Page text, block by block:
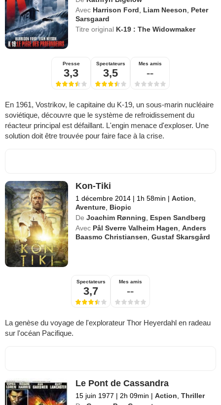
Avec Harrison Ford Liam Neeson
Peter
Sarsgaard
Titre original K-19 : The Widowmaker
Presse
3,3
Spectateurs
3,5
Mes amis
--
En 1961, Vostrikov, le capitaine du K-19, un sous-marin nucléaire
soviétique, découvre que le système de refroidissement du
réacteur principal est défaillant. L'engin menace d'exploser. Une
solution doit être trouvée pour faire face à la crise.
Kon-Tiki
1 décembre 2014 | 1h 58min | Action
Aventure Biopic
De Joachim Rønning
Espen Sandberg
Avec Pål Sverre Valheim Hagen ,Anders
Baasmo Christiansen ,Gustaf Skarsgård
Spectateurs
3,7
Mes amis
--
La genèse du voyage de l'explorateur Thor Heyerdahl en radeau
sur l'océan Pacifique.
Le Pont de Cassandra
15 juin 1977 | 2h 09min | Action ,Thriller